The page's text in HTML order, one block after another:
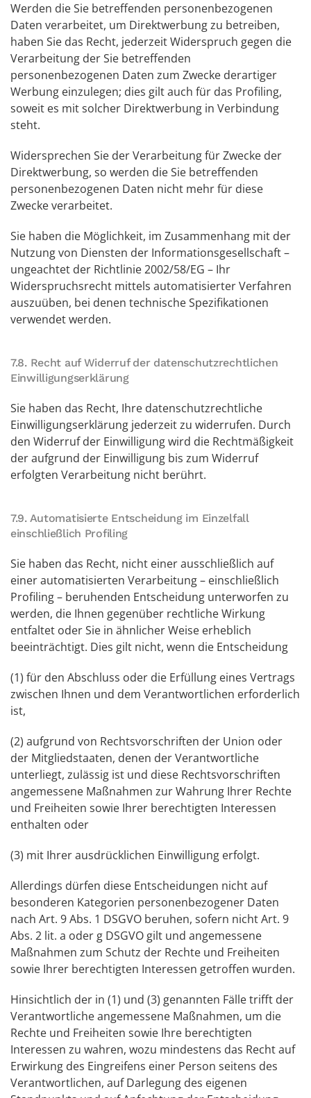
Werden die Sie betreffenden personenbezogenen
Daten verarbeitet, um Direktwerbung zu betreiben,
haben Sie das Recht, jederzeit Widerspruch gegen die
Verarbeitung der Sie betreffenden
personenbezogenen Daten zum Zwecke derartiger
Werbung einzulegen; dies gilt auch für das Profiling,
soweit es mit solcher Direktwerbung in Verbindung
steht.
Widersprechen Sie der Verarbeitung für Zwecke der
Direktwerbung, so werden die Sie betreffenden
personenbezogenen Daten nicht mehr für diese
Zwecke verarbeitet.
Sie haben die Möglichkeit, im Zusammenhang mit der
Nutzung von Diensten der Informationsgesellschaft –
ungeachtet der Richtlinie 2002/58/EG – Ihr
Widerspruchsrecht mittels automatisierter Verfahren
auszuüben, bei denen technische Spezifikationen
verwendet werden.
7.8. Recht auf Widerruf der datenschutzrechtlichen
Einwilligungserklärung
Sie haben das Recht, Ihre datenschutzrechtliche
Einwilligungserklärung jederzeit zu widerrufen. Durch
den Widerruf der Einwilligung wird die Rechtmäßigkeit
der aufgrund der Einwilligung bis zum Widerruf
erfolgten Verarbeitung nicht berührt.
7.9. Automatisierte Entscheidung im Einzelfall
einschließlich Profiling
Sie haben das Recht, nicht einer ausschließlich auf
einer automatisierten Verarbeitung – einschließlich
Profiling – beruhenden Entscheidung unterworfen zu
werden, die Ihnen gegenüber rechtliche Wirkung
entfaltet oder Sie in ähnlicher Weise erheblich
beeinträchtigt. Dies gilt nicht, wenn die Entscheidung
(1) für den Abschluss oder die Erfüllung eines Vertrags
zwischen Ihnen und dem Verantwortlichen erforderlich
ist,
(2) aufgrund von Rechtsvorschriften der Union oder
der Mitgliedstaaten, denen der Verantwortliche
unterliegt, zulässig ist und diese Rechtsvorschriften
angemessene Maßnahmen zur Wahrung Ihrer Rechte
und Freiheiten sowie Ihrer berechtigten Interessen
enthalten oder
(3) mit Ihrer ausdrücklichen Einwilligung erfolgt.
Allerdings dürfen diese Entscheidungen nicht auf
besonderen Kategorien personenbezogener Daten
nach Art. 9 Abs. 1 DSGVO beruhen, sofern nicht Art. 9
Abs. 2 lit. a oder g DSGVO gilt und angemessene
Maßnahmen zum Schutz der Rechte und Freiheiten
sowie Ihrer berechtigten Interessen getroffen wurden.
Hinsichtlich der in (1) und (3) genannten Fälle trifft der
Verantwortliche angemessene Maßnahmen, um die
Rechte und Freiheiten sowie Ihre berechtigten
Interessen zu wahren, wozu mindestens das Recht auf
Erwirkung des Eingreifens einer Person seitens des
Verantwortlichen, auf Darlegung des eigenen